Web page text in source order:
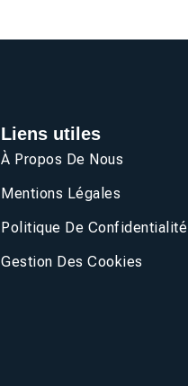
Liens utiles
À Propos De Nous
Mentions Légales
Politique De Confidentialité
Gestion Des Cookies